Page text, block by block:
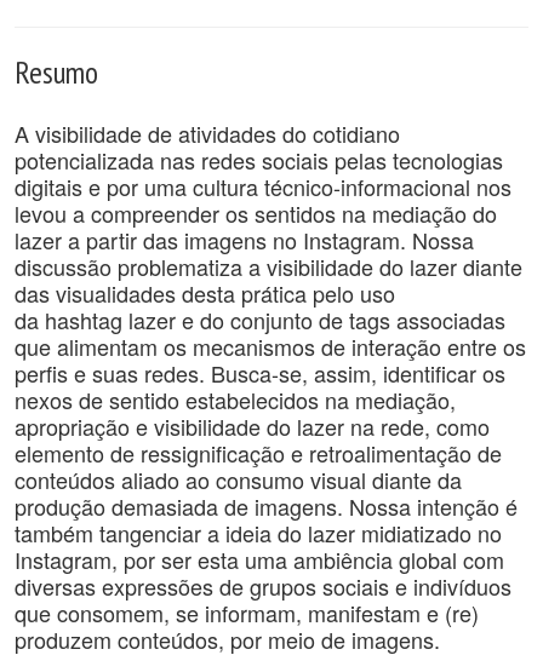
Resumo
A visibilidade de atividades do cotidiano
potencializada nas redes sociais pelas tecnologias
digitais e por uma cultura técnico-informacional nos
levou a compreender os sentidos na mediação do
lazer a partir das imagens no Instagram. Nossa
discussão problematiza a visibilidade do lazer diante
das visualidades desta prática pelo uso
da hashtag lazer e do conjunto de tags associadas
que alimentam os mecanismos de interação entre os
perfis e suas redes. Busca-se, assim, identificar os
nexos de sentido estabelecidos na mediação,
apropriação e visibilidade do lazer na rede, como
elemento de ressignificação e retroalimentação de
conteúdos aliado ao consumo visual diante da
produção demasiada de imagens. Nossa intenção é
também tangenciar a ideia do lazer midiatizado no
Instagram, por ser esta uma ambiência global com
diversas expressões de grupos sociais e indivíduos
que consomem, se informam, manifestam e (re)
produzem conteúdos, por meio de imagens.